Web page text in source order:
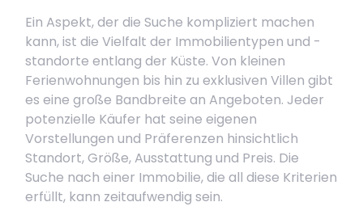
Ein Aspekt, der die Suche kompliziert machen
kann, ist die Vielfalt der Immobilientypen und -
standorte entlang der Küste. Von kleinen
Ferienwohnungen bis hin zu exklusiven Villen gibt
es eine große Bandbreite an Angeboten. Jeder
potenzielle Käufer hat seine eigenen
Vorstellungen und Präferenzen hinsichtlich
Standort, Größe, Ausstattung und Preis. Die
Suche nach einer Immobilie, die all diese Kriterien
erfüllt, kann zeitaufwendig sein.